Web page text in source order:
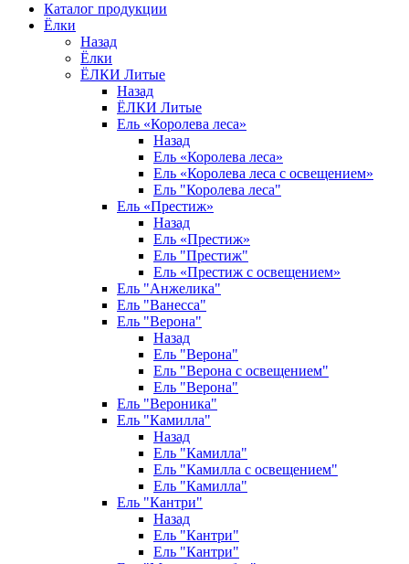
Каталог продукции
Ёлки
Назад
Ёлки
ЁЛКИ Литые
Назад
ЁЛКИ Литые
Ель «Королева леса»
Назад
Ель «Королева леса»
Ель «Королева леса с освещением»
Ель "Королева леса"
Ель «Престиж»
Назад
Ель «Престиж»
Ель "Престиж"
Ель «Престиж с освещением»
Ель "Анжелика"
Ель "Ванесса"
Ель "Верона"
Назад
Ель "Верона"
Ель "Верона с освещением"
Ель "Верона"
Ель "Вероника"
Ель "Камилла"
Назад
Ель "Камилла"
Ель "Камилла с освещением"
Ель "Камилла"
Ель "Кантри"
Назад
Ель "Кантри"
Ель "Кантри"